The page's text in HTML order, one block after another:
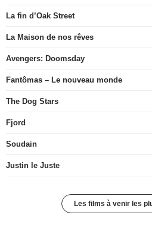
La fin d’Oak Street
La Maison de nos rêves
Avengers: Doomsday
Fantômas – Le nouveau monde
The Dog Stars
Fjord
Soudain
Justin le Juste
Les films à venir les